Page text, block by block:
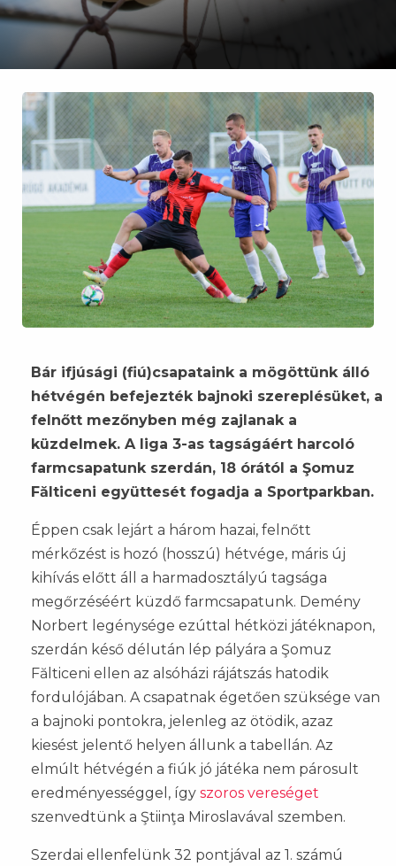
Bár ifjúsági (fiú)csapataink a mögöttünk álló
hétvégén befejezték bajnoki szereplésüket, a
felnőtt mezőnyben még zajlanak a
küzdelmek. A liga 3-as tagságáért harcoló
farmcsapatunk szerdán, 18 órától a Şomuz
Fălticeni együttesét fogadja a Sportparkban.
Éppen csak lejárt a három hazai, felnőtt
mérkőzést is hozó (hosszú) hétvége, máris új
kihívás előtt áll a harmadosztályú tagsága
megőrzéséért küzdő farmcsapatunk. Demény
Norbert legénysége ezúttal hétközi játéknapon,
szerdán késő délután lép pályára a Şomuz
Fălticeni ellen az alsóházi rájátszás hatodik
fordulójában. A csapatnak égetően szüksége van
a bajnoki pontokra, jelenleg az ötödik, azaz
kiesést jelentő helyen állunk a tabellán. Az
elmúlt hétvégén a fiúk jó játéka nem párosult
eredményességgel, így szoros vereséget
szenvedtünk a Ştiinţa Miroslavával szemben.
Szerdai ellenfelünk 32 pontjával az 1. számú